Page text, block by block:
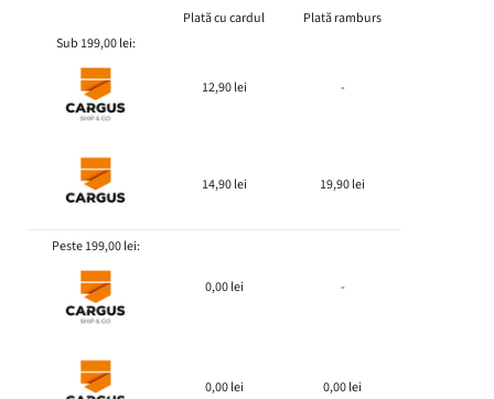
Plată cu cardul
Plată ramburs
Sub 199,00 lei:
12,90 lei -
14,90 lei 19,90 lei
Peste 199,00 lei:
0,00 lei -
0,00 lei 0,00 lei